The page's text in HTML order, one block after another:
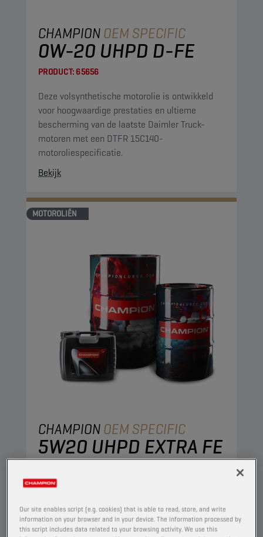
CHAMPIONOEM SPECIFIC
0W-20 UHPD D-FE
PRODUCT: 65656
Deze volsynthetische motorolie is ontwikkeld
voor hoogwaardige prestaties en ultieme
bescherming van de laatste Daimler Truck-
motoren met een DTFR 15C140-
motoroliespecificatie.
Bekijk
MOTOROLIËN
CHAMPIONOEM SPECIFIC
5W20 UHPD EXTRA FE
Deze volledig synthetische motorolie is
ontwikkeld om stabiele olieprestaties te
combineren met een uitstekende
motorbescherming. De ultradunne
Our site enables script (e.g. cookies) that is able to read, store, and write
information on your browser and in your device. The information processed by
this script includes data related to your browsing activity. We use this